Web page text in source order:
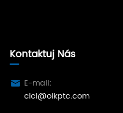
Kontaktuj Nás
 E-mail:
cici@olkptc.com